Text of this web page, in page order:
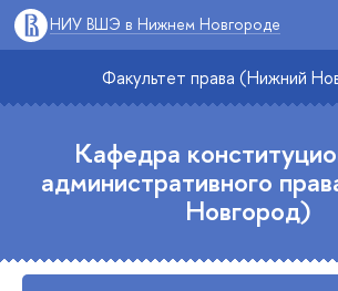
НИУ ВШЭ в Нижнем Новгороде
Факультет права (Нижний
Кафедра
административного
Новгород)